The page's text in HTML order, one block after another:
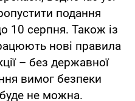
подання
10 серпня. Також із
нові правила
– без державної
вимог безпеки
не можна.